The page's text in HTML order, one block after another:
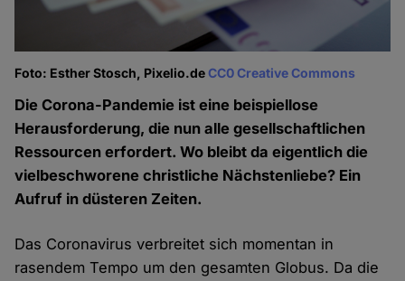
Foto: Esther Stosch, Pixelio.deCC0 Creative Commons
Die Corona-Pandemie ist eine beispiellose
Herausforderung, die nun alle gesellschaftlichen
Ressourcen erfordert. Wo bleibt da eigentlich die
vielbeschworene christliche Nächstenliebe? Ein
Aufruf in düsteren Zeiten.
Das Coronavirus verbreitet sich momentan in
rasendem Tempo um den gesamten Globus. Da die